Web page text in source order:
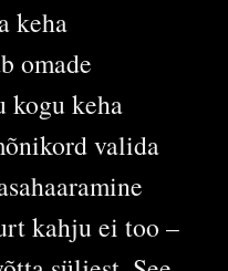
keha
omade
kogu keha
valida
kahju ei too –